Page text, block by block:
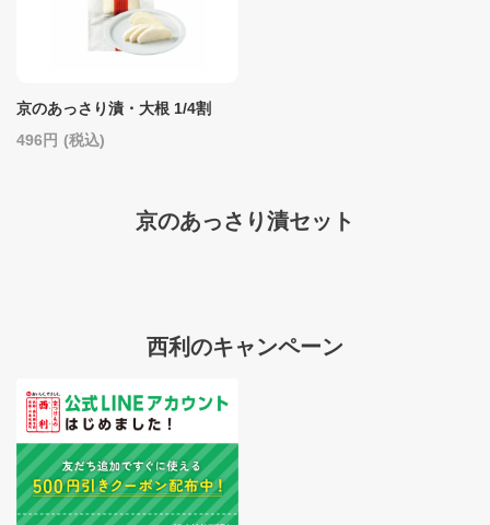
京のあっさり漬・大根 1/4割
496
(税込)
京のあっさり漬セット
西利のキャンペーン